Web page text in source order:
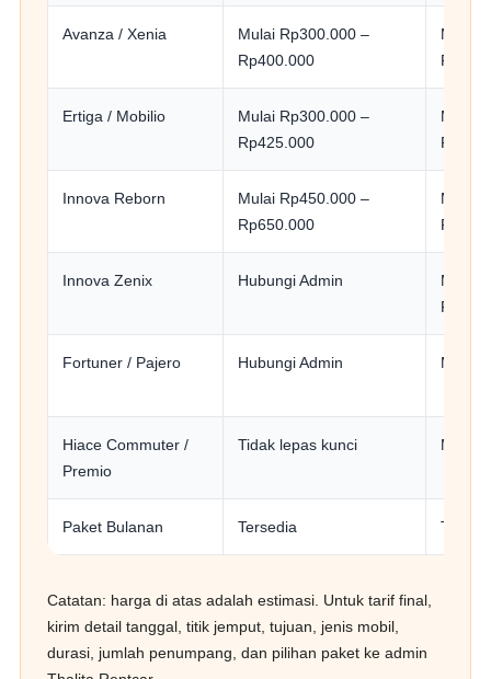
Avanza / Xenia
Mulai Rp300.000 –
Rp400.000
Mulai
Ertiga / Mobilio
Mulai Rp300.000 –
Rp425.000
Mulai
Innova Reborn
Mulai Rp450.000 –
Rp650.000
Mulai
Innova Zenix Hubungi Admin
Mulai
Fortuner / Pajero Hubungi Admin Mulai
Hiace Commuter /
Premio
Tidak lepas kunci Mulai
Paket Bulanan Tersedia
Catatan: harga di atas adalah estimasi. Untuk tarif final,
kirim detail tanggal, titik jemput, tujuan, jenis mobil,
durasi, jumlah penumpang, dan pilihan paket ke admin